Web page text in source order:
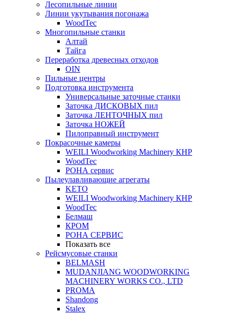
Лесопильные линии
Линии укутывания погонажа
WoodTec
Многопильные станки
Алтай
Тайга
Переработка древесных отходов
OIN
Пильные центры
Подготовка инструмента
Универсальные заточные станки
Заточка ДИСКОВЫХ пил
Заточка ЛЕНТОЧНЫХ пил
Заточка НОЖЕЙ
Пилоправный инструмент
Покрасочные камеры
WEILI Woodworking Machinery КНР
WoodTec
РОНА сервис
Пылеулавливающие агрегаты
KETO
WEILI Woodworking Machinery КНР
WoodTec
Белмаш
КРОМ
РОНА СЕРВИС
Показать все
Рейсмусовые станки
BELMASH
MUDANJIANG WOODWORKING
MACHINERY WORKS CO., LTD
PROMA
Shandong
Stalex